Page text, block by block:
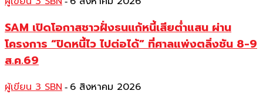
SAM เปิดโอกาสชาวฝั่งธนแก้หนี้เสียต่ำแสน ผ่าน
โครงการ “ปิดหนี้ไว ไปต่อได้” ที่ศาลแพ่งตลิ่งชัน 8-9
ส.ค.69
ผู้เขียน 3 SBN - 6 สิงหาคม 2026